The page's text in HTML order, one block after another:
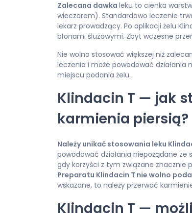
Zalecana dawka leku to cienka
wieczorem). Standardowo leczenie
lekarz prowadzący. Po aplikacji żelu
błonami śluzowymi. Zbyt wczesne
Nie wolno stosować większej niż
leczenia i może powodować działania
miejscu podania żelu.
Klindacin T — jak
karmienia piersią?
Należy unikać stosowania leku
powodować działania niepożądane
gdy korzyści z tym związane znacznie
Preparatu Klindacin T nie wolno
wskazane, to należy przerwać
Klindacin T —